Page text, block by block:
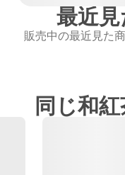
最近
販売中の最近見た
同じ和